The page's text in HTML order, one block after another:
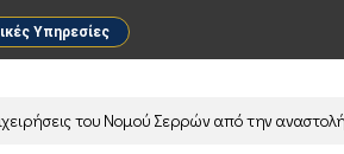
Υπηρεσίες
Νομού Σερρών από την αναστολή